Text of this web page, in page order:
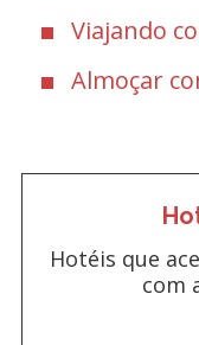
Viajando
Almoçar
Hotéis que
com